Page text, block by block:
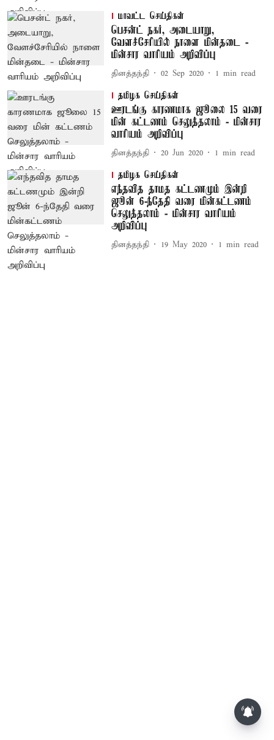
மாவட்ட செய்திகள்
பெசன்ட் நகர், அடையாறு,
வேளச்சேரியில் நாளை மின்தடை -
மின்சார வாரியம் அறிவிப்பு
தினத்தந்தி 02 Sep 2020 1 min read
தமிழக செய்திகள்
ஊரடங்கு காரணமாக ஜூலை 15 வரை
மின் கட்டணம் செலுத்தலாம் - மின்சார
வாரியம் அறிவிப்பு
தினத்தந்தி 20 Jun 2020 1 min read
தமிழக செய்திகள்
எந்தவித தாமத கட்டணமும் இன்றி
ஜூன் 6-ந்தேதி வரை மின்கட்டணம்
செலுத்தலாம் - மின்சார வாரியம்
அறிவிப்பு
தினத்தந்தி 19 May 2020 1 min read